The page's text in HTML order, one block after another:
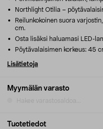
Myymälän varasto
Northlight Otilia –
Reilunkokoinen suora
cm.
Osta lisäksi haluamasi LED-
Pöytävalaisimen korkeus: 45
Lisätietoja
Tuotetiedot